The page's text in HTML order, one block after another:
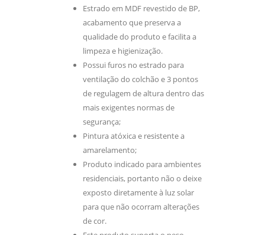
Estrado em MDF revestido de BP,
acabamento que preserva a
qualidade do produto e facilita a
limpeza e higienização.
Possui furos no estrado para
ventilação do colchão e 3 pontos
de regulagem de altura dentro das
mais exigentes normas de
segurança;
Pintura atóxica e resistente a
amarelamento;
Produto indicado para ambientes
residenciais, portanto não o deixe
exposto diretamente à luz solar
para que não ocorram alterações
de cor.